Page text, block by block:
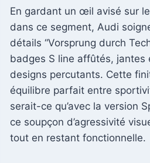
En gardant un œil avisé sur
dans ce segment, Audi
détails “Vorsprung durch
badges S line affûtés, jantes
designs percutants. Cette
équilibre parfait entre
serait-ce qu’avec la version
ce soupçon d’agressivité
tout en restant fonctionnelle.